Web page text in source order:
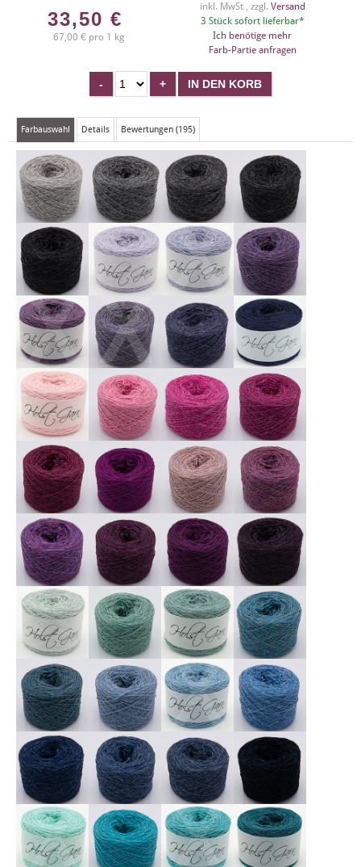
33,50 €
67,00 € pro 1 kg
inkl. MwSt , zzgl. Versand
3 Stück sofort lieferbar*
Ich benötige mehr
Farb-Partie anfragen
Farbauswahl Details Bewertungen (195)
X
X X
X
X
X